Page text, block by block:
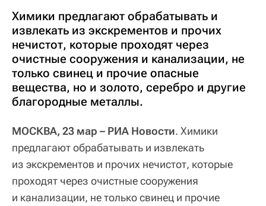
Химики предлагают обрабатывать и
извлекать из экскрементов и прочих
нечистот, которые проходят через
очистные сооружения и канализации, не
только свинец и прочие опасные
вещества, но и золото, серебро и другие
благородные металлы.
МОСКВА, 23 мар – РИА Новости. Химики
предлагают обрабатывать и извлекать
из экскрементов и прочих нечистот, которые
проходят через очистные сооружения
и канализации, не только свинец и прочие